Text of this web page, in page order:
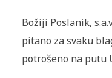
Božiji Poslanik,
pitano za svaku
potrošeno na putu